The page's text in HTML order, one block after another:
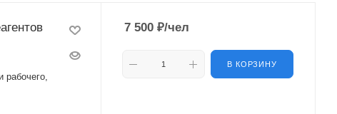
рабочего,
7 500 ₽/чел
В КОРЗИНУ